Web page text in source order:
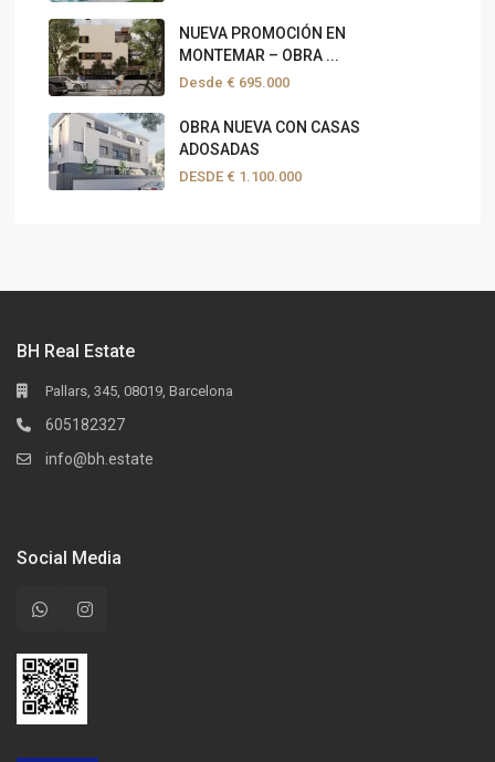
NUEVA PROMOCIÓN EN
MONTEMAR – OBRA ...
Desde € 695.000
OBRA NUEVA CON CASAS
ADOSADAS
DESDE € 1.100.000
BH Real Estate
Pallars, 345, 08019, Barcelona
605182327
info@bh.estate
Social Media